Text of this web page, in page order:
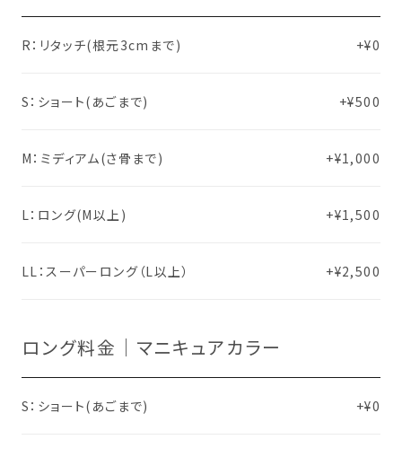
R：リタッチ(根元3cmまで) +¥0
S：ショート(あごまで) +¥500
M：ミディアム(さ骨まで) +¥1,000
L：ロング(M以上) +¥1,500
LL：スーパーロング（L以上） +¥2,500
ロング料金｜マニキュアカラー
S：ショート(あごまで) +¥0